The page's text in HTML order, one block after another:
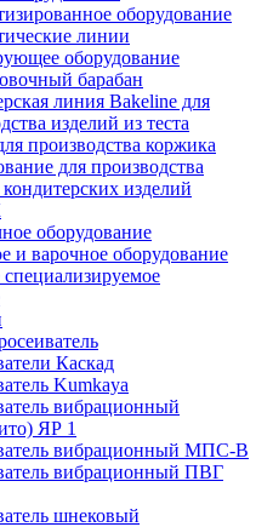
оборудование
линии
оборудование
барабан
линия Bakeline для
изделий из теста
производства коржика
для производства
изделий
оборудование
и варочное оборудование
Каскад
Kumkaya
вибрационный
ЯР 1
вибрационный МПС-В
вибрационный ПВГ
шнековый